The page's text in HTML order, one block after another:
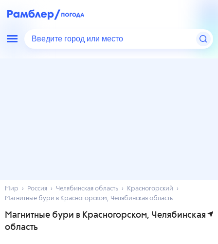
Введите город или место
Мир Россия Челябинская область
Красногорский
Магнитные бури в Красногорском, Челябинская область
Магнитные бури в Красногорском, Челябинская
область